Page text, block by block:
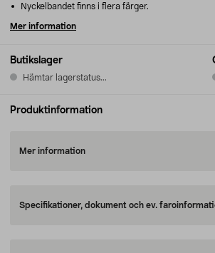
Butikslager
Hämtar lagerstatus...
Nyckelbandet finns i flera färger.
Mer information
Produktinformation
Mer information
Specifikationer, dokument och ev.